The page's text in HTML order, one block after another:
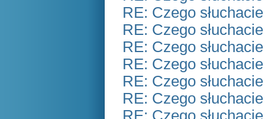
RE: Czego
RE: Czego
RE: Czego
RE: Czego
RE: Czego
RE: Czego
RE: Czego